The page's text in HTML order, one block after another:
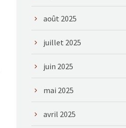
août 2025
juillet 2025
juin 2025
mai 2025
avril 2025